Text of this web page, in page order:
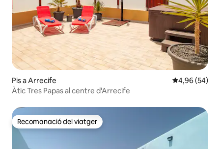
Pis a Arrecife 4,96 de
4,96 (54)
Àtic Tres Papas al centre d'Arrecife
Recomanació del viatger
Recomanació del viatger